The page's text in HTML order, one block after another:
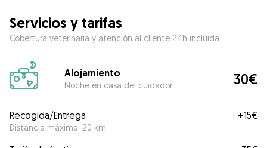
Servicios y tarifas
Cobertura veterinaria y atención al cliente 24h incluida
Alojamiento
Noche en casa del cuidador 30€
Recogida/Entrega
Distancia máxima: 20 km
+15€